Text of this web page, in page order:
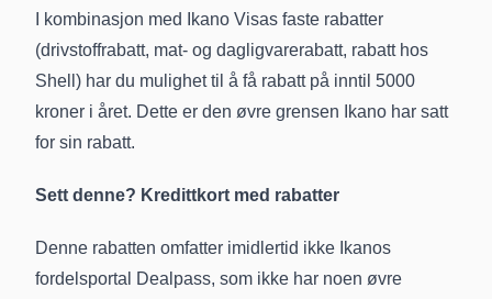
I kombinasjon med Ikano Visas faste rabatter
(drivstoffrabatt, mat- og dagligvarerabatt, rabatt hos
Shell) har du mulighet til å få rabatt på inntil 5000
kroner i året. Dette er den øvre grensen Ikano har satt
for sin rabatt.
Sett denne? Kredittkort med rabatter
Denne rabatten omfatter imidlertid ikke Ikanos
fordelsportal Dealpass, som ikke har noen øvre